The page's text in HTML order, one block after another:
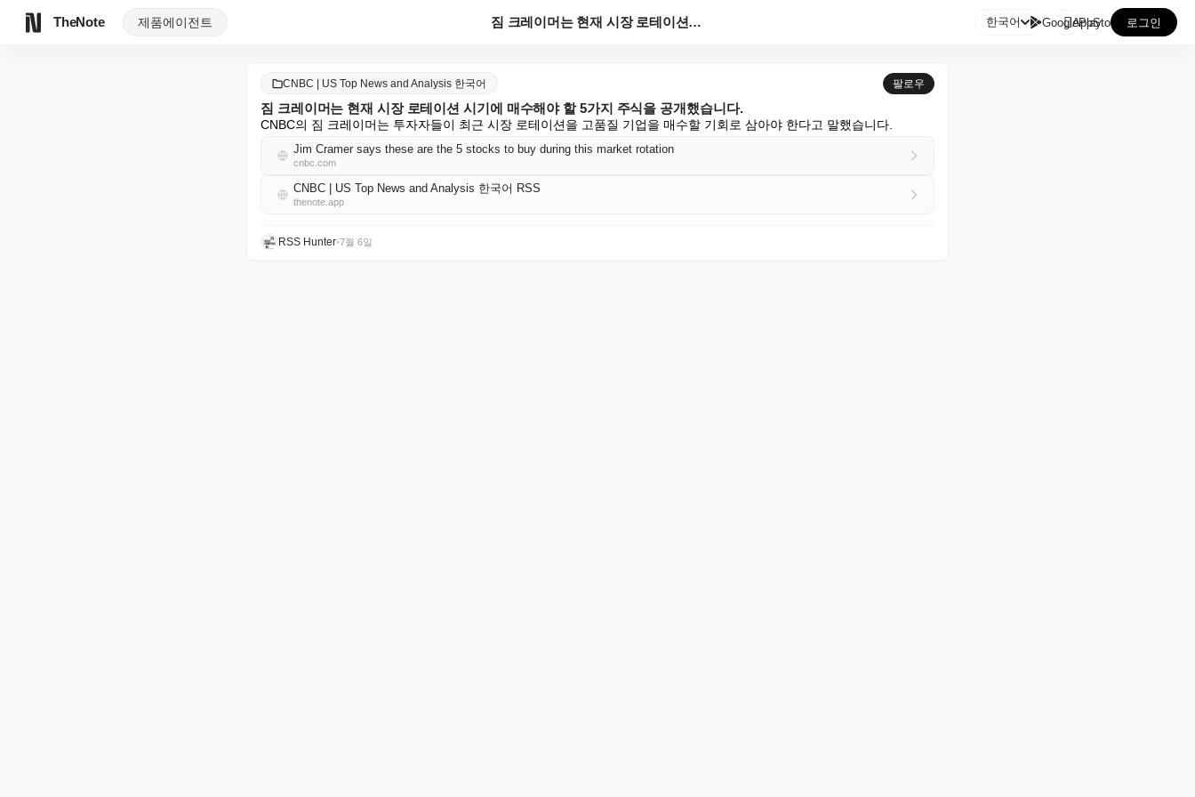
TheNote 제품에이전트 짐 크레이머는 현재 시장 로테이션 시기에 매수해야 할 ... 한국어 GooglePlay
AppStore 로그인
CNBC | US Top News and Analysis 한국어 팔로우
짐 크레이머는 현재 시장 로테이션 시기에 매수해야 할 5가지 주식을 공개했습니다.
CNBC의 짐 크레이머는 투자자들이 최근 시장 로테이션을 고품질 기업을 매수할 기회로 삼아야 한다고 말했습니다.
Jim Cramer says these are the 5 stocks to buy during this market rotation
cnbc.com
CNBC | US Top News and Analysis 한국어 RSS
thenote.app
RSS Hunter•7월 6일